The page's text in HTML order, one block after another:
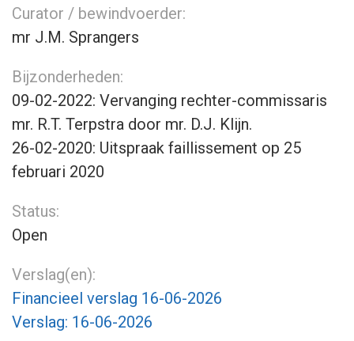
Curator / bewindvoerder:
mr J.M. Sprangers
Bijzonderheden:
09-02-2022: Vervanging rechter-commissaris
mr. R.T. Terpstra door mr. D.J. Klijn.
26-02-2020: Uitspraak faillissement op 25
februari 2020
Status:
Open
Verslag(en):
Financieel verslag 16-06-2026
Verslag: 16-06-2026